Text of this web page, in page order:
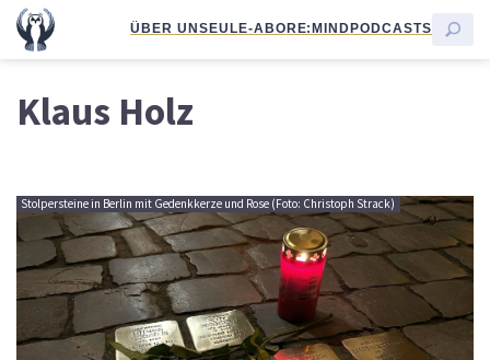
ÜBER UNSEULE-ABORE:MINDPODCASTS
Klaus Holz
Stolpersteine in Berlin mit Gedenkkerze und Rose (Foto: Christoph Strack)